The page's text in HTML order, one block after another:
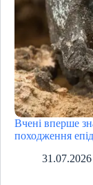
Вчені вперше
походження
31.07.2026